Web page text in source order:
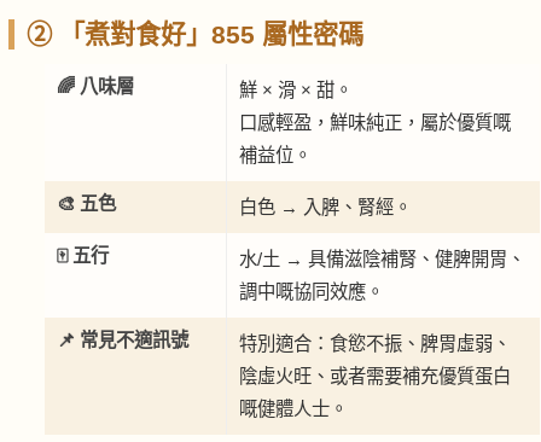
② 「煮對食好」855 屬性密碼
🌈 八味層
鮮 × 滑 × 甜。
口感輕盈，鮮味純正，屬於優質嘅
補益位。
🎨 五色 白色 → 入脾、腎經。
🀄 五行
水/土 → 具備滋陰補腎、健脾開胃、
調中嘅協同效應。
📌 常見不適訊號
特別適合：食慾不振、脾胃虛弱、
陰虛火旺、或者需要補充優質蛋白
嘅健體人士。